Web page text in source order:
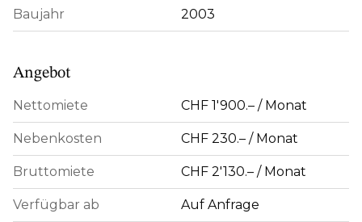
Baujahr 2003
Angebot
Nettomiete CHF 1'900.– / Monat
Nebenkosten CHF 230.– / Monat
Bruttomiete CHF 2'130.– / Monat
Verfügbar ab Auf Anfrage